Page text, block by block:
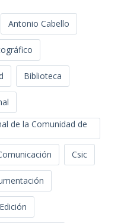
Antonio Cabello
Biblioteca
de la Comunidad de
Csic
Edición